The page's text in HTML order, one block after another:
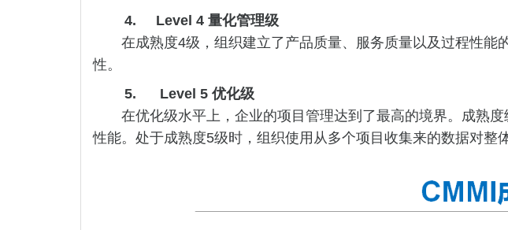
4.
Level 4 量化管理级
在成熟度4级，组织建立了产品质量、服务质量以及过程性能
性。
5.
Level 5 优化级
在优化级水平上，企业的项目管理达到了最高的境界。成熟度
性能。处于成熟度5级时，组织使用从多个项目收集来的数据对整